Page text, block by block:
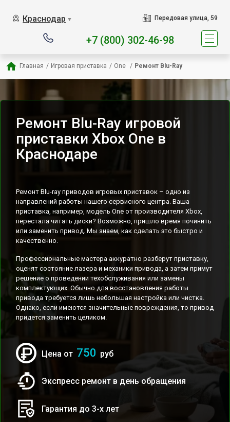
Краснодар ▼ Передовая улица, 59
+7 (800) 302-46-98
Главная / Игровая приставка / One / Ремонт Blu-Ray
Ремонт Blu-Ray игровой
приставки Xbox One в
Краснодаре
Ремонт Blu-ray приводов игровых приставок – одно из
направлений работы нашего сервисного центра. Ваша
приставка, например, модель One от производителя Xbox,
перестала читать диски? Возможно, пришло время починить
или заменить привод. Мы знаем, как сделать это быстро и
качественно.
Профессиональные мастера аккуратно разберут приставку,
оценят состояние лазера и механики привода, а затем примут
решение о проведении техобслуживания или замены
комплектующих. Обычно для восстановления работы
привода требуется лишь небольшая настройка или чистка.
Однако, если имеются значительные повреждения, то привод
придется заменить целиком.
Цена от 750 руб
Экспресс ремонт в день обращения
Гарантия до 3-х лет